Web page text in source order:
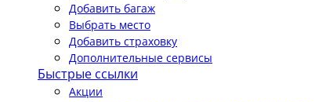
Добавить багаж
Выбрать место
Добавить страховку
Дополнительные сервисы
Быстрые ссылки
Акции